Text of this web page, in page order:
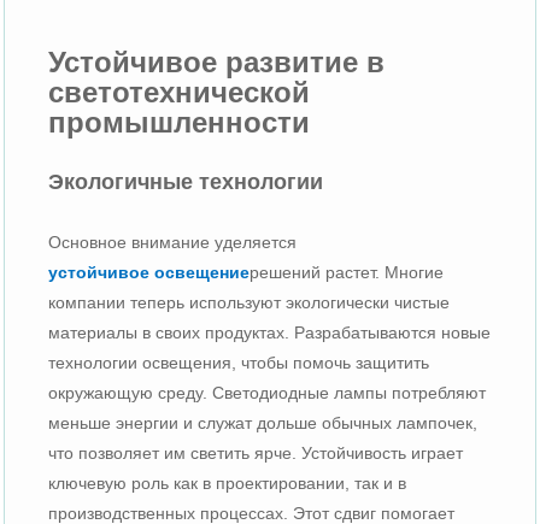
Устойчивое развитие в
светотехнической
промышленности
Экологичные технологии
Основное внимание уделяется
устойчивое освещениерешений растет. Многие
компании теперь используют экологически чистые
материалы в своих продуктах. Разрабатываются новые
технологии освещения, чтобы помочь защитить
окружающую среду. Светодиодные лампы потребляют
меньше энергии и служат дольше обычных лампочек,
что позволяет им светить ярче. Устойчивость играет
ключевую роль как в проектировании, так и в
производственных процессах. Этот сдвиг помогает